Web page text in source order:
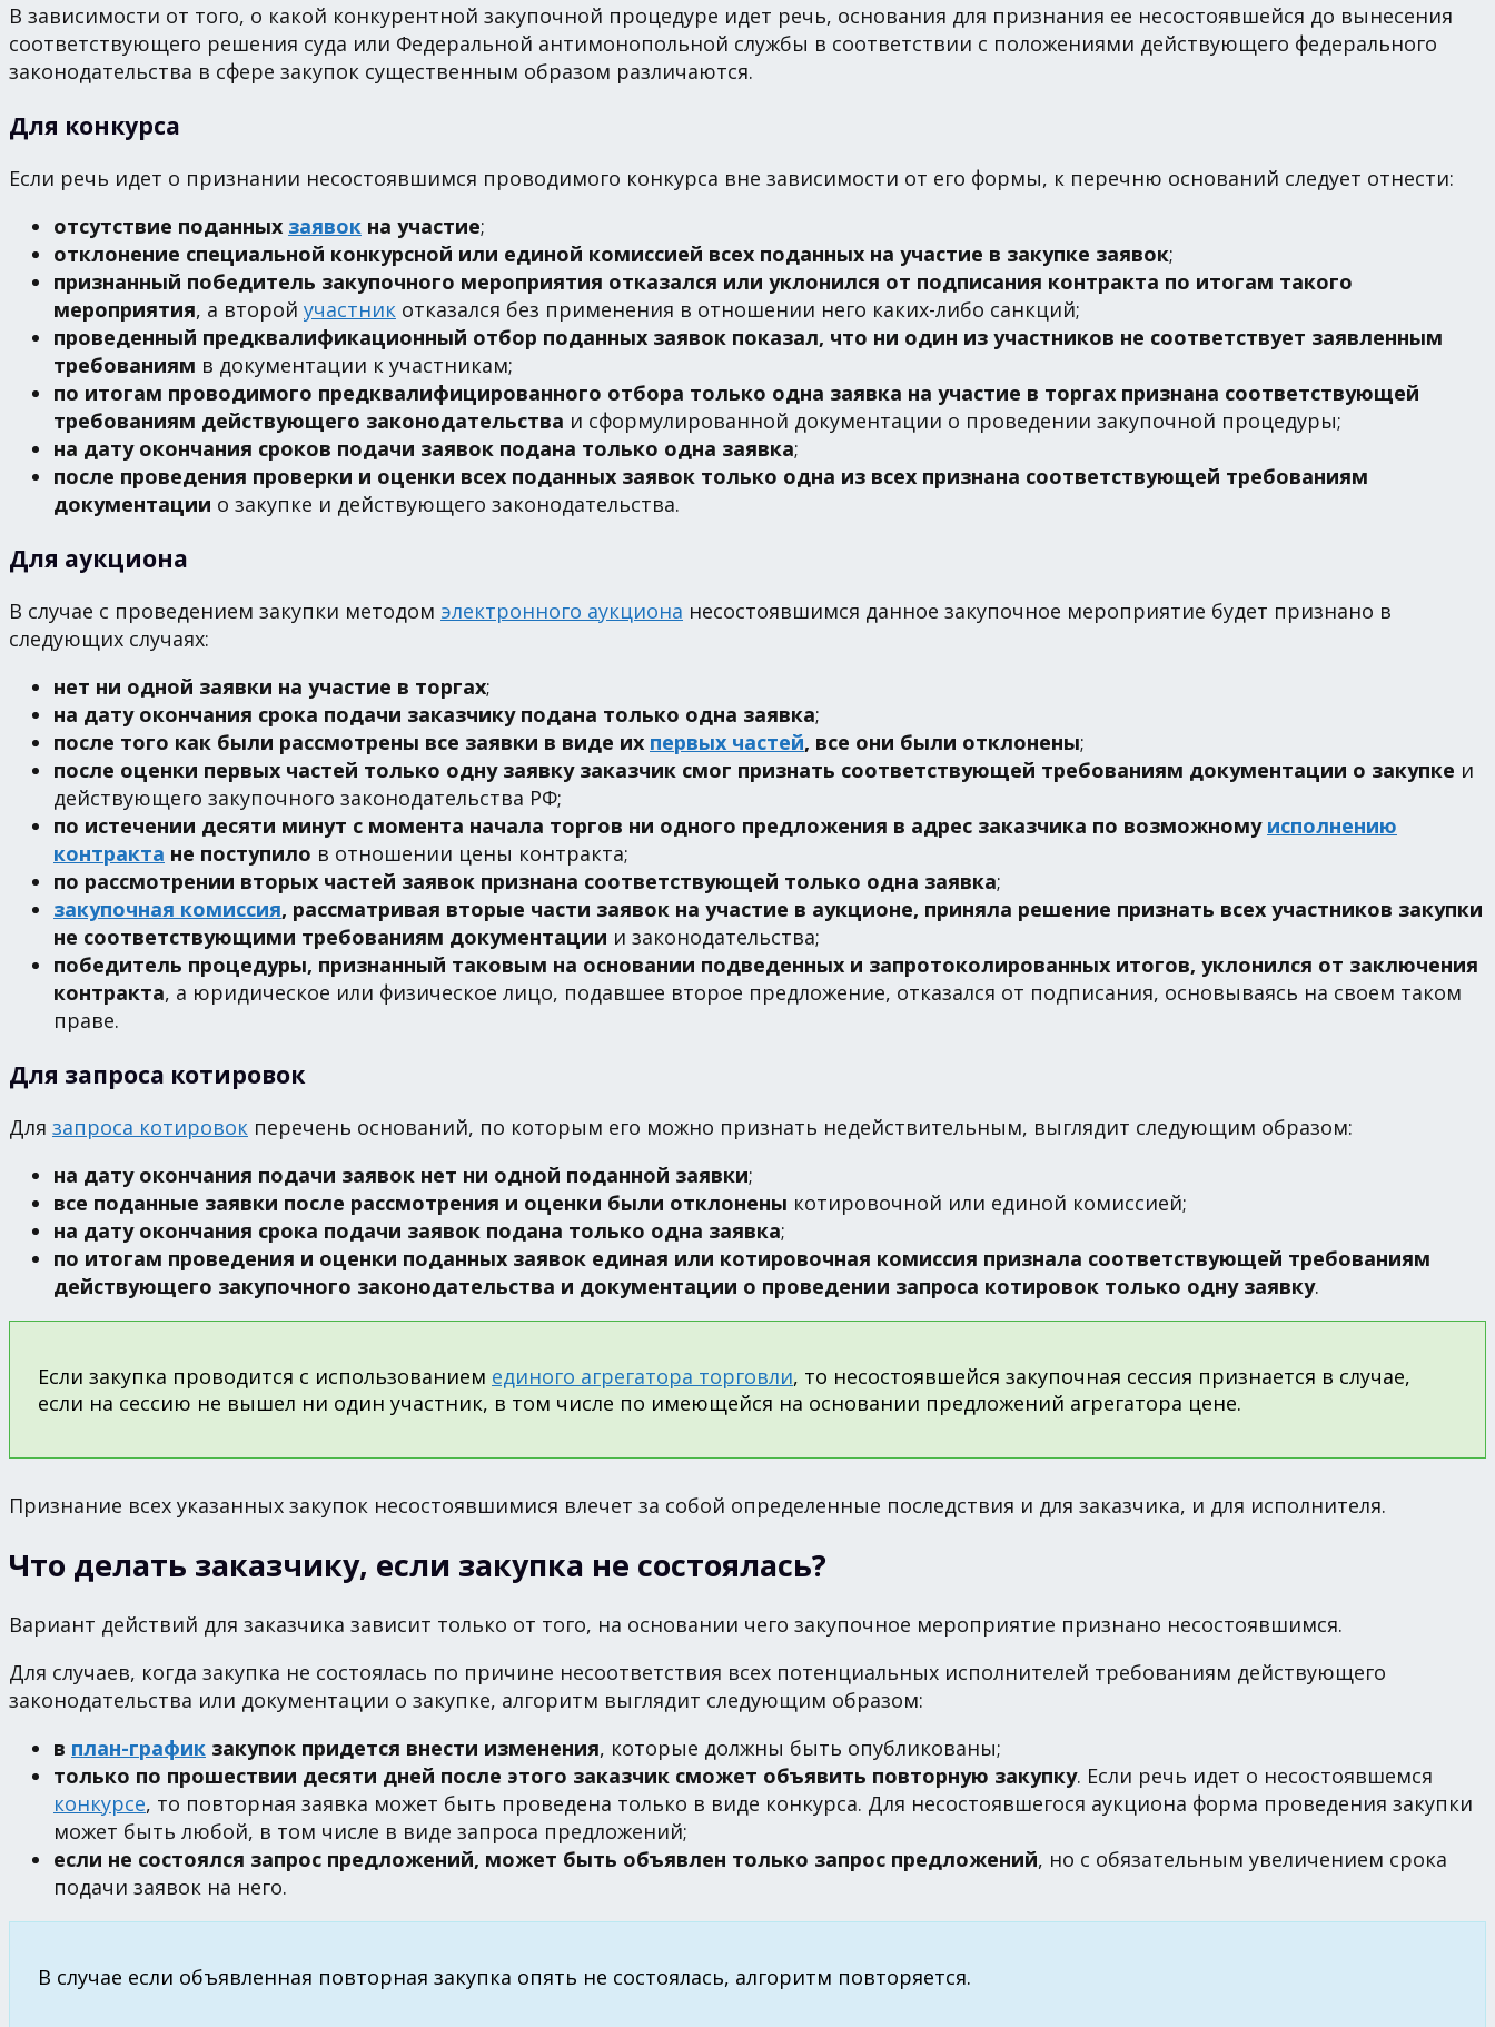
В зависимости от того, о какой конкурентной закупочной процедуре идет речь, основания для признания ее несостоявшейся до вынесения
соответствующего решения суда или Федеральной антимонопольной службы в соответствии с положениями действующего федерального
законодательства в сфере закупок существенным образом различаются.
Для конкурса
Если речь идет о признании несостоявшимся проводимого конкурса вне зависимости от его формы, к перечню оснований следует отнести:
отсутствие поданных заявок на участие;
отклонение специальной конкурсной или единой комиссией всех поданных на участие в закупке заявок;
признанный победитель закупочного мероприятия отказался или уклонился от подписания контракта по итогам такого
мероприятия, а второй участник отказался без применения в отношении него каких-либо санкций;
проведенный предквалификационный отбор поданных заявок показал, что ни один из участников не соответствует заявленным
требованиям в документации к участникам;
по итогам проводимого предквалифицированного отбора только одна заявка на участие в торгах признана соответствующей
требованиям действующего законодательства и сформулированной документации о проведении закупочной процедуры;
на дату окончания сроков подачи заявок подана только одна заявка;
после проведения проверки и оценки всех поданных заявок только одна из всех признана соответствующей требованиям
документации о закупке и действующего законодательства.
Для аукциона
В случае с проведением закупки методом электронного аукциона несостоявшимся данное закупочное мероприятие будет признано в
следующих случаях:
нет ни одной заявки на участие в торгах;
на дату окончания срока подачи заказчику подана только одна заявка;
после того как были рассмотрены все заявки в виде их первых частей, все они были отклонены;
после оценки первых частей только одну заявку заказчик смог признать соответствующей требованиям документации о закупке и
действующего закупочного законодательства РФ;
по истечении десяти минут с момента начала торгов ни одного предложения в адрес заказчика по возможному исполнению
контракта не поступило в отношении цены контракта;
по рассмотрении вторых частей заявок признана соответствующей только одна заявка;
закупочная комиссия, рассматривая вторые части заявок на участие в аукционе, приняла решение признать всех участников закупки
не соответствующими требованиям документации и законодательства;
победитель процедуры, признанный таковым на основании подведенных и запротоколированных итогов, уклонился от заключения
контракта, а юридическое или физическое лицо, подавшее второе предложение, отказался от подписания, основываясь на своем таком
праве.
Для запроса котировок
Для запроса котировок перечень оснований, по которым его можно признать недействительным, выглядит следующим образом:
на дату окончания подачи заявок нет ни одной поданной заявки;
все поданные заявки после рассмотрения и оценки были отклонены котировочной или единой комиссией;
на дату окончания срока подачи заявок подана только одна заявка;
по итогам проведения и оценки поданных заявок единая или котировочная комиссия признала соответствующей требованиям
действующего закупочного законодательства и документации о проведении запроса котировок только одну заявку.
Если закупка проводится с использованием единого агрегатора торговли, то несостоявшейся закупочная сессия признается в случае,
если на сессию не вышел ни один участник, в том числе по имеющейся на основании предложений агрегатора цене.
Признание всех указанных закупок несостоявшимися влечет за собой определенные последствия и для заказчика, и для исполнителя.
Что делать заказчику, если закупка не состоялась?
Вариант действий для заказчика зависит только от того, на основании чего закупочное мероприятие признано несостоявшимся.
Для случаев, когда закупка не состоялась по причине несоответствия всех потенциальных исполнителей требованиям действующего
законодательства или документации о закупке, алгоритм выглядит следующим образом:
в план-график закупок придется внести изменения, которые должны быть опубликованы;
только по прошествии десяти дней после этого заказчик сможет объявить повторную закупку. Если речь идет о несостоявшемся
конкурсе, то повторная заявка может быть проведена только в виде конкурса. Для несостоявшегося аукциона форма проведения закупки
может быть любой, в том числе в виде запроса предложений;
если не состоялся запрос предложений, может быть объявлен только запрос предложений, но с обязательным увеличением срока
подачи заявок на него.
В случае если объявленная повторная закупка опять не состоялась, алгоритм повторяется.